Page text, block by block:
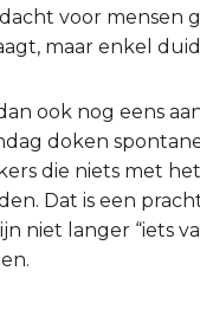
voor mensen
maar enkel
ook nog eens
doken
die niets met
Dat is een
niet langer “iets